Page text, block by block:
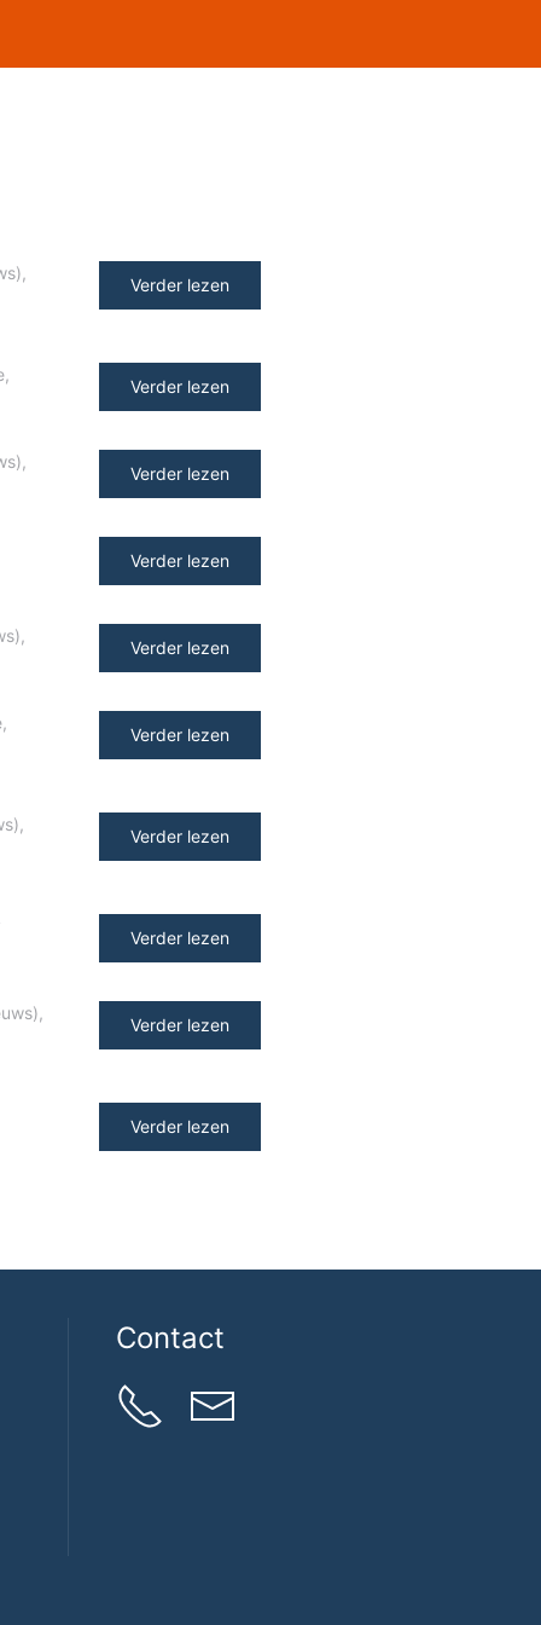
,
Verder lezen
,
Verder lezen
,
Verder lezen
Verder lezen
,
Verder lezen
,
Verder lezen
,
Verder lezen
Verder lezen
,
Verder lezen
Verder lezen
Contact